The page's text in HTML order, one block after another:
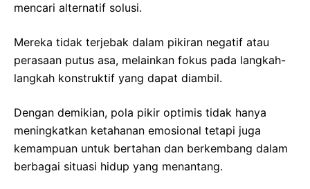
mencari alternatif solusi.
Mereka tidak terjebak dalam pikiran negatif atau
perasaan putus asa, melainkan fokus pada langkah-
langkah konstruktif yang dapat diambil.
Dengan demikian, pola pikir optimis tidak hanya
meningkatkan ketahanan emosional tetapi juga
kemampuan untuk bertahan dan berkembang dalam
berbagai situasi hidup yang menantang.